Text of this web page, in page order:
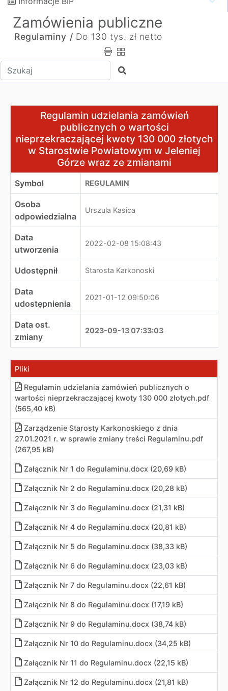
Zamówienia publiczne
Regulaminy / Do 130 tys. zł netto
Wpisz tekst do wyszukania Szukaj
Regulamin udzielania zamówień publicznych o
Regulamin udzielania zamówień
publicznych o wartości
nieprzekraczającej kwoty 130 000 złotych
w Starostwie Powiatowym w Jeleniej
Górze wraz ze zmianami
Symbol REGULAMIN
Osoba
odpowiedzialna
Urszula Kasica
Data
utworzenia
2022-02-08 15:08:43
Udostępnił Starosta Karkonoski
Data
udostępnienia
2021-01-12 09:50:06
Data ost.
zmiany
2023-09-13 07:33:03
Pliki
Regulamin udzielania zamówień publicznych o
wartości nieprzekraczającej kwoty 130 000 złotych.pdf
(565,40 kB)
Zarządzenie Starosty Karkonoskiego z dnia
27.01.2021 r. w sprawie zmiany treści Regulaminu.pdf
(267,95 kB)
Załącznik Nr 1 do Regulaminu.docx (20,69 kB)
Załącznik Nr 2 do Regulaminu.docx (20,28 kB)
Załącznik Nr 3 do Regulaminu.docx (21,31 kB)
Załącznik Nr 4 do Regulaminu.docx (20,81 kB)
Załącznik Nr 5 do Regulaminu.docx (38,33 kB)
Załącznik Nr 6 do Regulaminu.docx (23,03 kB)
Załącznik Nr 7 do Regulaminu.docx (22,61 kB)
Załącznik Nr 8 do Regulaminu.docx (17,19 kB)
Załącznik Nr 9 do Regulaminu.docx (38,74 kB)
Załącznik Nr 10 do Regulaminu.docx (34,25 kB)
Załącznik Nr 11 do Regulaminu.docx (22,15 kB)
Załącznik Nr 12 do Regulaminu.docx (21,81 kB)